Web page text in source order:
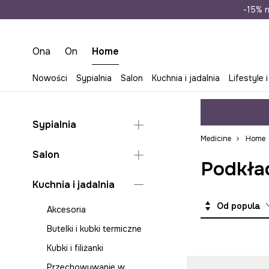
Wysyłka
-15%
Ona On Home
Nowości Sypialnia Salon Kuchnia i jadalnia Lifestyle
Sypialnia
Koce i pledy do sypialni
sypialni
biżuterię
Salon
Dekoracje
salonu
Przechowywanie w
Kuchnia i jadalnia
Akcesoria
Butelki i kubki termiczne
Kubki i filiżanki
Medicine Home
Od popularnych